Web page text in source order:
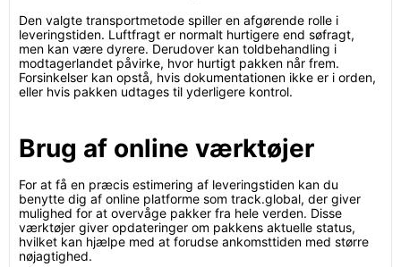
Den valgte transportmetode spiller en afgørende rolle i
leveringstiden. Luftfragt er normalt hurtigere end søfragt,
men kan være dyrere. Derudover kan toldbehandling i
modtagerlandet påvirke, hvor hurtigt pakken når frem.
Forsinkelser kan opstå, hvis dokumentationen ikke er i orden,
eller hvis pakken udtages til yderligere kontrol.
Brug af online værktøjer
For at få en præcis estimering af leveringstiden kan du
benytte dig af online platforme som track.global, der giver
mulighed for at overvåge pakker fra hele verden. Disse
værktøjer giver opdateringer om pakkens aktuelle status,
hvilket kan hjælpe med at forudse ankomsttiden med større
nøjagtighed.